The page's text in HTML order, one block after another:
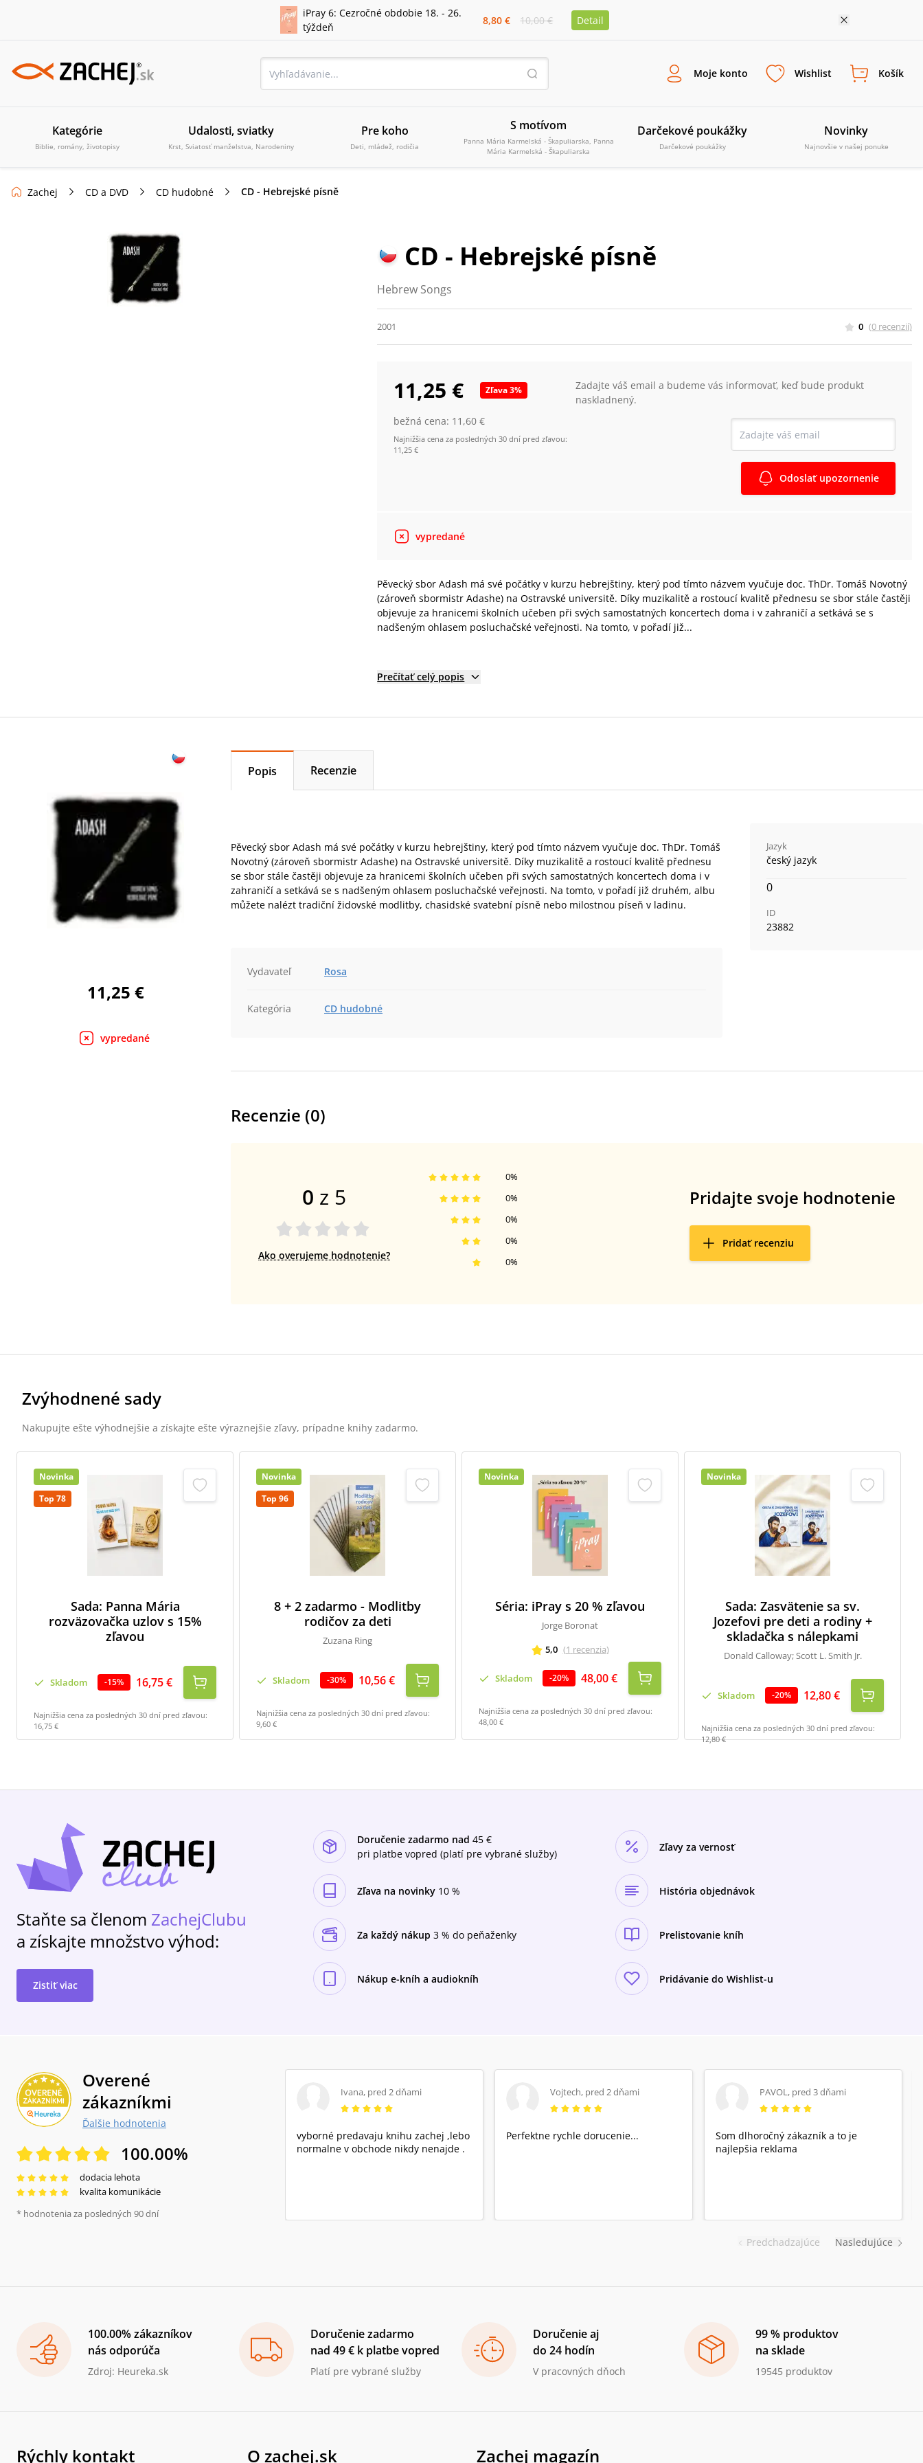
iPray 6: Cezročné obdobie 18. - 26.
týždeň
8,80 € 10,00 € Detail
Moje konto Wishlist Košík
Kategórie
Biblie, romány, životopisy
Udalosti, sviatky
Krst, Sviatosť manželstva, Narodeniny
Pre koho
Deti, mládež, rodičia
S motívom
Panna Mária Karmelská - Škapuliarska, Panna
Mária Karmelská - Škapuliarska
Darčekové poukážky
Darčekové poukážky
Novinky
Najnovšie v našej ponuke
Zachej CD a DVD CD hudobné CD - Hebrejské písně
CD - Hebrejské písně
Hebrew Songs
2001 0 (0 recenzií)
11,25 € Zľava3%
bežná cena: 11,60 €
Najnižšia cena za posledných 30 dní pred zľavou:
11,25 €
Zadajte váš email a budeme vás informovať, keď bude produkt
naskladnený.
Odoslať upozornenie
vypredané
Pěvecký sbor Adash má své počátky v kurzu hebrejštiny, který pod tímto názvem vyučuje doc. ThDr. Tomáš Novotný
(zároveň sbormistr Adashe) na Ostravské universitě. Díky muzikalitě a rostoucí kvalitě přednesu se sbor stále častěji
objevuje za hranicemi školních učeben při svých samostatných koncertech doma i v zahraničí a setkává se s
nadšeným ohlasem posluchačské veřejnosti. Na tomto, v pořadí již...
Prečítať celý popis
11,25 €
vypredané
Popis Recenzie
Pěvecký sbor Adash má své počátky v kurzu hebrejštiny, který pod tímto názvem vyučuje doc. ThDr. Tomáš
Novotný (zároveň sbormistr Adashe) na Ostravské universitě. Díky muzikalitě a rostoucí kvalitě přednesu
se sbor stále častěji objevuje za hranicemi školních učeben při svých samostatných koncertech doma i v
zahraničí a setkává se s nadšeným ohlasem posluchačské veřejnosti. Na tomto, v pořadí již druhém, albu
můžete nalézt tradiční židovské modlitby, chasidské svatební písně nebo milostnou píseň v ladinu.
Vydavateľ Rosa
Kategória CD hudobné
Jazyk
český jazyk
0
ID
23882
Recenzie (0)
0 z 5
Ako overujeme hodnotenie? 0%
0%
0%
0%
0%
Pridajte svoje hodnotenie
Pridať recenziu
Zvýhodnené sady
Nakupujte ešte výhodnejšie a získajte ešte výraznejšie zľavy, prípadne knihy zadarmo.
Novinka
Top 78
Sada: Panna Mária
rozväzovačka uzlov s 15%
zľavou
Skladom -15% 16,75 €
Najnižšia cena za posledných 30 dní pred zľavou:
16,75 €
Novinka
Top 96
8 + 2 zadarmo - Modlitby
rodičov za deti
Zuzana Ring
Skladom -30% 10,56 €
Najnižšia cena za posledných 30 dní pred zľavou:
9,60 €
Novinka
Séria: iPray s 20 % zľavou
Jorge Boronat
5,0 (1 recenzia)
Skladom -20% 48,00 €
Najnižšia cena za posledných 30 dní pred zľavou:
48,00 €
Novinka
Sada: Zasvätenie sa sv.
Jozefovi pre deti a rodiny +
skladačka s nálepkami
Donald Calloway; Scott L. Smith Jr.
Skladom -20% 12,80 €
Najnižšia cena za posledných 30 dní pred zľavou:
12,80 €
Staňte sa členom ZachejClubu
a získajte množstvo výhod:
Zistiť viac
Doručenie zadarmo nad 45 €
pri platbe vopred (platí pre vybrané služby)
Zľavy za vernosť
Zľava na novinky 10 % História objednávok
Za každý nákup 3 % do peňaženky Prelistovanie kníh
Nákup e-kníh a audiokníh Pridávanie do Wishlist-u
Overené
zákazníkmi
Ďalšie hodnotenia
100.00%
dodacia lehota
kvalita komunikácie
* hodnotenia za posledných 90 dní
Predchadzajúce
Ivana, pred 2 dňami
vyborné predavaju knihu zachej ,lebo
normalne v obchode nikdy nenajde .
Vojtech, pred 2 dňami
Perfektne rychle dorucenie...
PAVOL, pred 3 dňami
Som dlhoročný zákazník a to je
najlepšia reklama
Nasledujúce
100.00% zákazníkov
nás odporúča
Zdroj: Heureka.sk
Doručenie zadarmo
nad 49 € k platbe vopred
Platí pre vybrané služby
Doručenie aj
do 24 hodín
V pracovných dňoch
99 % produktov
na sklade
19545 produktov
Rýchly kontakt O zachej.sk Zachej magazín